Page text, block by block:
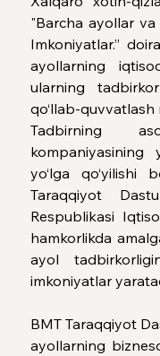
"Barcha ayollar va
Imkoniyatlar.”
ayollarning
ularning
qo‘llab-quvvatlash
Tadbirning
kompaniyasining
yo‘lga qo‘yilishi
Taraqqiyot
Respublikasi
hamkorlikda
ayol
imkoniyatlar
BMT Taraqqiyot
ayollarning